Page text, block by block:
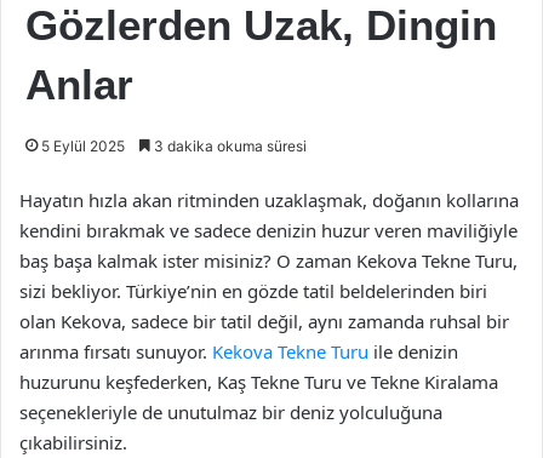
Gözlerden Uzak, Dingin
Anlar
5 Eylül 2025 3 dakika okuma süresi
Hayatın hızla akan ritminden uzaklaşmak, doğanın kollarına
kendini bırakmak ve sadece denizin huzur veren maviliğiyle
baş başa kalmak ister misiniz? O zaman Kekova Tekne Turu,
sizi bekliyor. Türkiye’nin en gözde tatil beldelerinden biri
olan Kekova, sadece bir tatil değil, aynı zamanda ruhsal bir
arınma fırsatı sunuyor. Kekova Tekne Turu ile denizin
huzurunu keşfederken, Kaş Tekne Turu ve Tekne Kiralama
seçenekleriyle de unutulmaz bir deniz yolculuğuna
çıkabilirsiniz.